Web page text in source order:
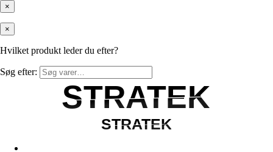
×
×
Hvilket produkt leder du efter?
Søg efter:
STRATEK
STRATEK
STRATEK
STRATEK